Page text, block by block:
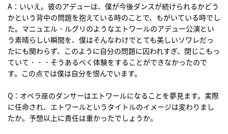
A：いいえ。彼のアデューは、僕が今後ダンスが続けられるかどう
かという背中の問題を抱えている時のことで、もがいている時でし
た。マニュエル・ルグリのようなエトワールのアデュー公演とい
う素晴らしい瞬間を、僕はそんなわけでとても美しいソワレだっ
たにも関わらず、このように自分の問題に囚われすぎ、閉じこもっ
ていて・・・そうあるべく体験をすることができなかったので
す。この点では僕は自分を恨んでいます。
Q：オペラ座のダンサーはエトワールになることを夢見ます。実際
に任命され、エトワールというタイトルのイメージは変わりまし
たか。予想以上に責任は重かったでしょうか。